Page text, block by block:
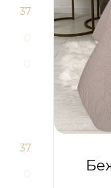
37
0
0
37
0